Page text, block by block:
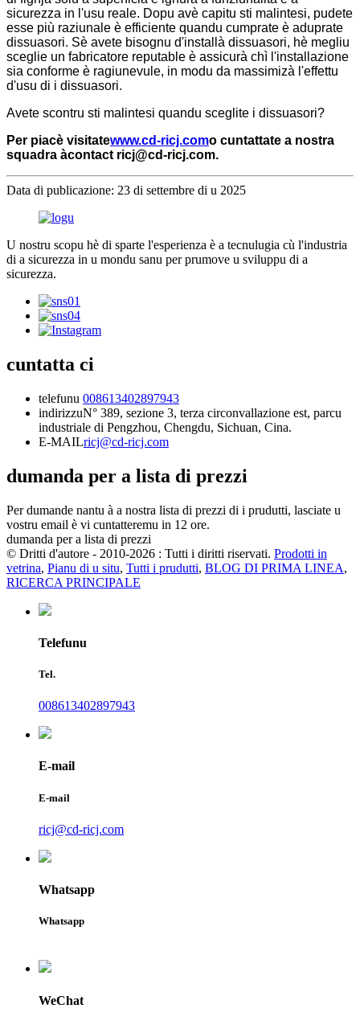
sicurezza in l'usu reale. Dopu avè capitu sti malintesi, pudete
esse più raziunale è efficiente quandu cumprate è aduprate
dissuasori. Sè avete bisognu d'installà dissuasori, hè megliu
sceglie un fabricatore reputable è assicurà chì l'installazione
sia conforme è ragiunevule, in modu da massimizà l'effettu
d'usu di i dissuasori.
Avete scontru sti malintesi quandu sceglite i dissuasori?
Per piacè visitatewww.cd-ricj.como cuntattate a nostra
squadra àcontact ricj@cd-ricj.com.
Data di publicazione: 23 di settembre di u 2025
U nostru scopu hè di sparte l'esperienza è a tecnulugia cù l'industria
di a sicurezza in u mondu sanu per prumove u sviluppu di a
sicurezza.
cuntatta ci
telefunu 008613402897943
indirizzuN° 389, sezione 3, terza circonvallazione est, parcu
industriale di Pengzhou, Chengdu, Sichuan, Cina.
E-MAILricj@cd-ricj.com
dumanda per a lista di prezzi
Per dumande nantu à a nostra lista di prezzi di i prudutti, lasciate u
vostru email è vi cuntatteremu in 12 ore.
dumanda per a lista di prezzi
© Dritti d'autore - 2010-2026 : Tutti i diritti riservati. Prodotti in
vetrina, Pianu di u situ, Tutti i prudutti, BLOG DI PRIMA LINEA,
RICERCA PRINCIPALE
Telefunu
Tel.
008613402897943
E-mail
E-mail
ricj@cd-ricj.com
Whatsapp
Whatsapp
WeChat